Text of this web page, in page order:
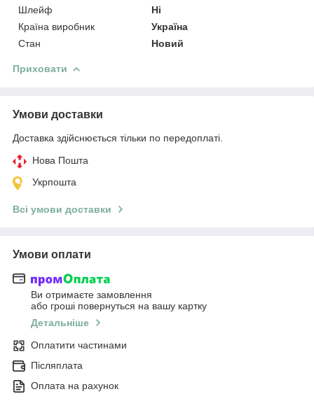
Шлейф
Ні
Країна виробник
Україна
Стан
Новий
Приховати
Умови доставки
Доставка здійснюється тільки по передоплаті.
Нова Пошта
Укрпошта
Всі умови доставки
Умови оплати
Ви отримаєте замовлення
або гроші повернуться на вашу картку
Детальніше
Оплатити частинами
Післяплата
Оплата на рахунок